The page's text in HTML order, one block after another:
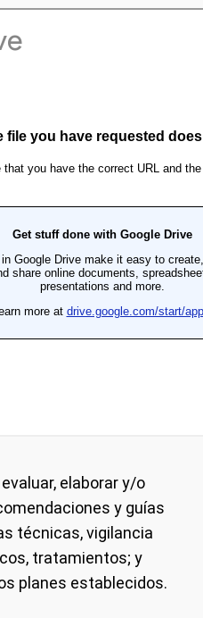
elaborar y/o
y guías
técnicas, vigilancia
tratamientos; y
planes establecidos.